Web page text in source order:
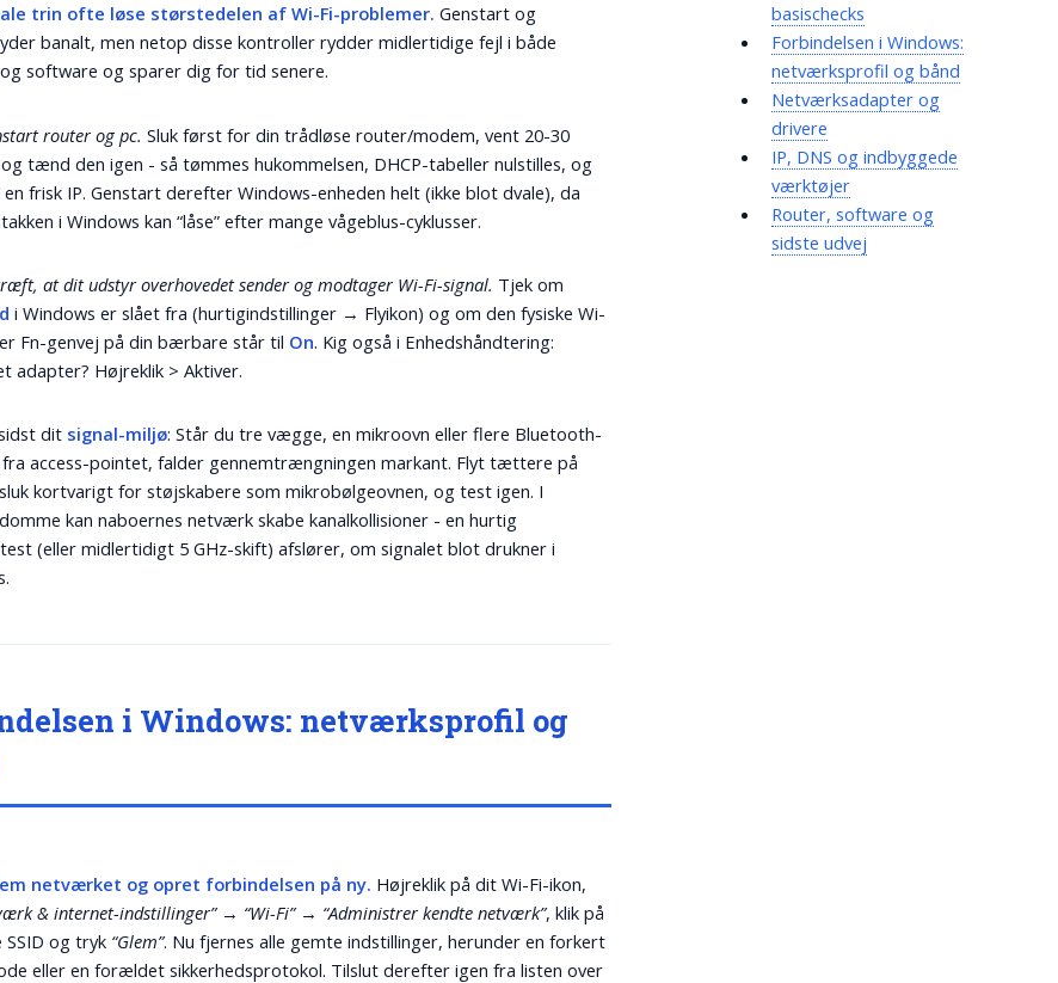
trin ofte løse størstedelen af Wi-Fi-problemer. Genstart og
banalt, men netop disse kontroller rydder midlertidige fejl i både
software og sparer dig for tid senere.
router og pc. Sluk først for din trådløse router/modem, vent 20-30
tænd den igen - så tømmes hukommelsen, DHCP-tabeller nulstilles, og
frisk IP. Genstart derefter Windows-enheden helt (ikke blot dvale), da
i Windows kan “låse” efter mange vågeblus-cyklusser.
at dit udstyr overhovedet sender og modtager Wi-Fi-signal. Tjek om
i Windows er slået fra (hurtigindstillinger → Flyikon) og om den fysiske Wi-
Fn-genvej på din bærbare står til On. Kig også i Enhedshåndtering:
adapter? Højreklik > Aktiver.
dit signal-miljø: Står du tre vægge, en mikroovn eller flere Bluetooth-
access-pointet, falder gennemtrængningen markant. Flyt tættere på
kortvarigt for støjskabere som mikrobølgeovnen, og test igen. I
kan naboernes netværk skabe kanalkollisioner - en hurtig
(eller midlertidigt 5 GHz-skift) afslører, om signalet blot drukner i
i Windows: netværksprofil og
netværket og opret forbindelsen på ny. Højreklik på dit Wi-Fi-ikon,
& internet-indstillinger”→ “Wi-Fi”→ “Administrer kendte netværk”, klik på
og tryk “Glem”. Nu fjernes alle gemte indstillinger, herunder en forkert
eller en forældet sikkerhedsprotokol. Tilslut derefter igen fra listen over
basischecks
Forbindelsen i Windows:
netværksprofil og bånd
Netværksadapter og
drivere
IP, DNS og indbyggede
værktøjer
Router, software og
sidste udvej